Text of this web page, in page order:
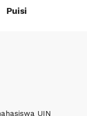
Puisi
UIN